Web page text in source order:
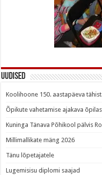
Uudised
Koolihoone 150. aastapäeva
Õpikute vahetamise ajakava
Kuninga Tänava Põhikool pälvis
Millimallikate mäng 2026
Tänu lõpetajatele
Lugemisisu diplomi saajad